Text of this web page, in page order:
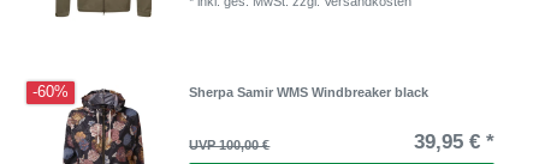
-60% Sherpa Samir WMS Windbreaker black
UVP 100,00 € 39,95 € *